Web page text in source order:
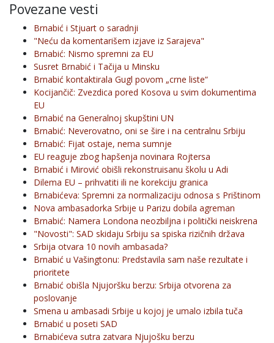
Povezane vesti
Brnabić i Stjuart o saradnji
"Neću da komentarišem izjave iz Sarajeva"
Brnabić: Nismo spremni za EU
Susret Brnabić i Tačija u Minsku
Brnabić kontaktirala Gugl povom „crne liste“
Kocijančič: Zvezdica pored Kosova u svim dokumentima
EU
Brnabić na Generalnoj skupštini UN
Brnabić: Neverovatno, oni se šire i na centralnu Srbiju
Brnabić: Fijat ostaje, nema sumnje
EU reaguje zbog hapšenja novinara Rojtersa
Brnabić i Mirović obišli rekonstruisanu školu u Adi
Dilema EU – prihvatiti ili ne korekciju granica
Brnabićeva: Spremni za normalizaciju odnosa s Prištinom
Nova ambasadorka Srbije u Parizu dobila agreman
Brnabić: Namera Londona neozbiljna i politički neiskrena
"Novosti": SAD skidaju Srbiju sa spiska rizičnih država
Srbija otvara 10 novih ambasada?
Brnabić u Vašingtonu: Predstavila sam naše rezultate i
prioritete
Brnabić obišla Njujoršku berzu: Srbija otvorena za
poslovanje
Smena u ambasadi Srbije u kojoj je umalo izbila tuča
Brnabić u poseti SAD
Brnabićeva sutra zatvara Njujošku berzu